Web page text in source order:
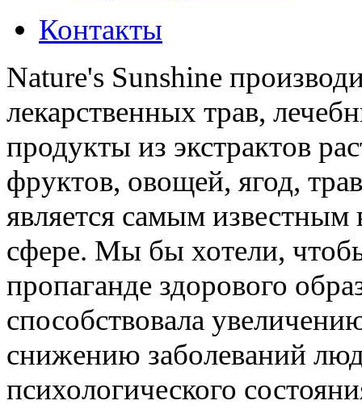
Контакты
Nature's Sunshine
лекарственных трав,
продукты из экстрактов
фруктов, овощей, ягод,
является самым
сфере. Мы бы хотели,
пропаганде здорового
способствовала
снижению заболеваний
психологического